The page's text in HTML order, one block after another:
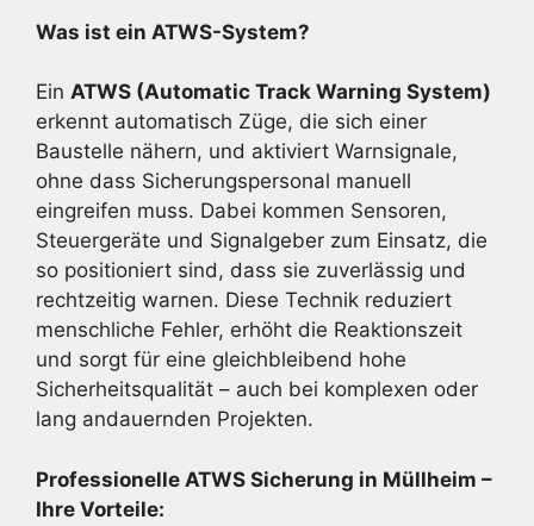
Was ist ein ATWS-System?
Ein ATWS (Automatic Track Warning System)
erkennt automatisch Züge, die sich einer
Baustelle nähern, und aktiviert Warnsignale,
ohne dass Sicherungspersonal manuell
eingreifen muss. Dabei kommen Sensoren,
Steuergeräte und Signalgeber zum Einsatz, die
so positioniert sind, dass sie zuverlässig und
rechtzeitig warnen. Diese Technik reduziert
menschliche Fehler, erhöht die Reaktionszeit
und sorgt für eine gleichbleibend hohe
Sicherheitsqualität – auch bei komplexen oder
lang andauernden Projekten.
Professionelle ATWS Sicherung in Müllheim –
Ihre Vorteile: